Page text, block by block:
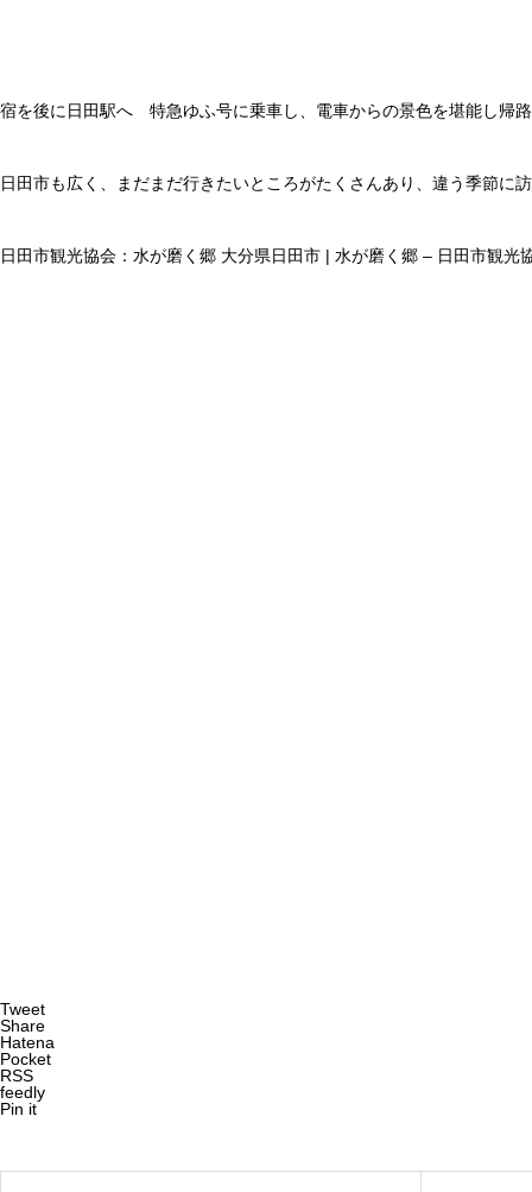
宿を後に日田駅へ 特急ゆふ号に乗車し、電車からの景色を堪能し帰
日田市も広く、まだまだ行きたいところがたくさんあり、違う季節に
日田市観光協会： 水が磨く郷 大分県日田市 | 水が磨く郷 – 日田市観光
Tweet
Share
Hatena
Pocket
RSS
feedly
Pin it